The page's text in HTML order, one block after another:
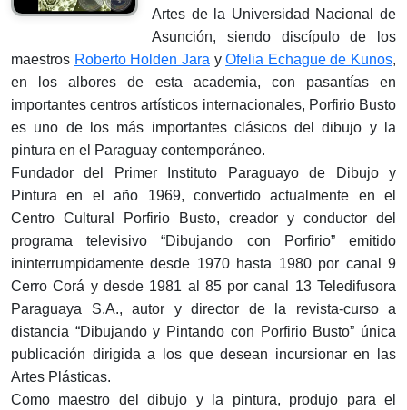
Artes de la Universidad Nacional de
Asunción, siendo discípulo de los
maestros Roberto Holden Jara yOfelia Echague de Kunos,
en los albores de esta academia, con pasantías en
importantes centros artísticos internacionales, Porfirio Busto
es uno de los más importantes clásicos del dibujo y la
pintura en el Paraguay contemporáneo.
Fundador del Primer Instituto Paraguayo de Dibujo y
Pintura en el año 1969, convertido actualmente en el
Centro Cultural Porfirio Busto, creador y conductor del
programa televisivo “Dibujando con Porfirio” emitido
ininterrumpidamente desde 1970 hasta 1980 por canal 9
Cerro Corá y desde 1981 al 85 por canal 13 Teledifusora
Paraguaya S.A., autor y director de la revista-curso a
distancia “Dibujando y Pintando con Porfirio Busto” única
publicación dirigida a los que desean incursionar en las
Artes Plásticas.
Como maestro del dibujo y la pintura, produjo para el